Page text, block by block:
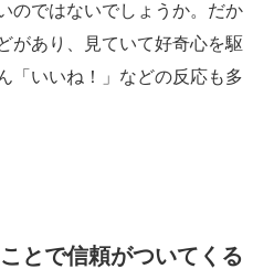
のではないでしょうか。だか
があり、見ていて好奇心を駆
「いいね！」などの反応も多
とで信頼がついてくる